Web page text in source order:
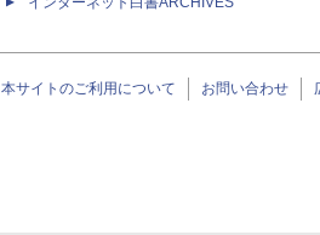
本サイトのご利用について お問い合わせ